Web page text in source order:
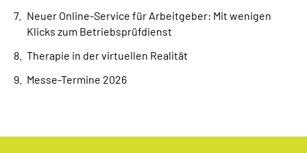
Neuer Online-Service für Arbeitgeber: Mit wenigen
Klicks zum Betriebsprüfdienst
Therapie in der virtuellen Realität
Messe-Termine 2026